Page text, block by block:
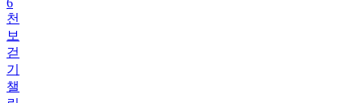
보
걷
기
챌
린
지